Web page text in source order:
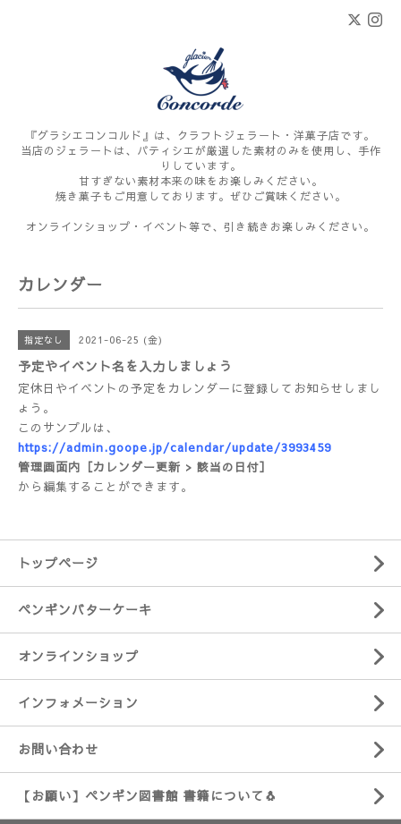
『グラシエコンコルド』は、クラフトジェラート・洋菓子店です。
当店のジェラートは、パティシエが厳選した素材のみを使用し、手作
りしています。
甘すぎない素材本来の味をお楽しみください。
焼き菓子もご用意しております。ぜひご賞味ください。
オンラインショップ・イベント等で、引き続きお楽しみください。
カレンダー
指定なし 2021-06-25 (金)
予定やイベント名を入力しましょう
定休日やイベントの予定をカレンダーに登録してお知らせしまし
ょう。
このサンプルは、
https://admin.goope.jp/calendar/update/3993459
管理画面内［カレンダー更新 > 該当の日付］
から編集することができます。
トップページ
ペンギンバターケーキ
オンラインショップ
インフォメーション
お問い合わせ
【お願い】ペンギン図書館 書籍について🐧